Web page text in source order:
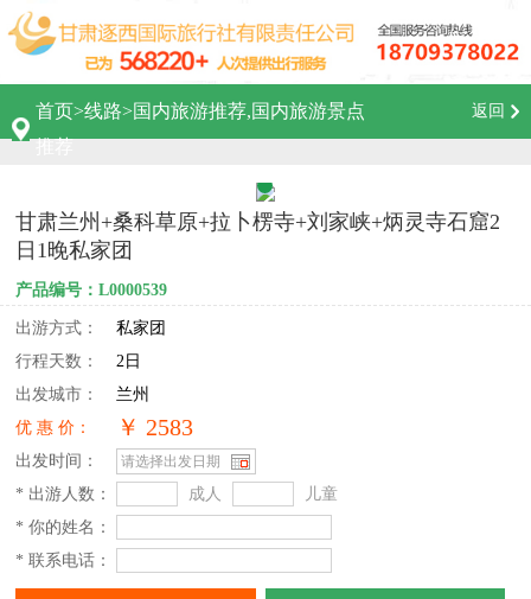
首页>线路>国内旅游推荐,国内旅游景点
返回
甘肃兰州+桑科草原+拉卜楞寺+刘家峡+炳灵寺石窟2
日1晚私家团
产品编号：L0000539
出游方式：
私家团
行程天数：
2日
出发城市：
兰州
优 惠 价：
￥ 2583
出发时间：
* 出游人数：
成人
儿童
* 你的姓名：
* 联系电话：